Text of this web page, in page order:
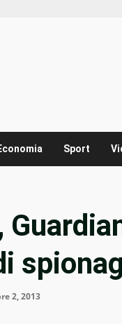
Sport
2, 2013